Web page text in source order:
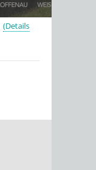
(Details